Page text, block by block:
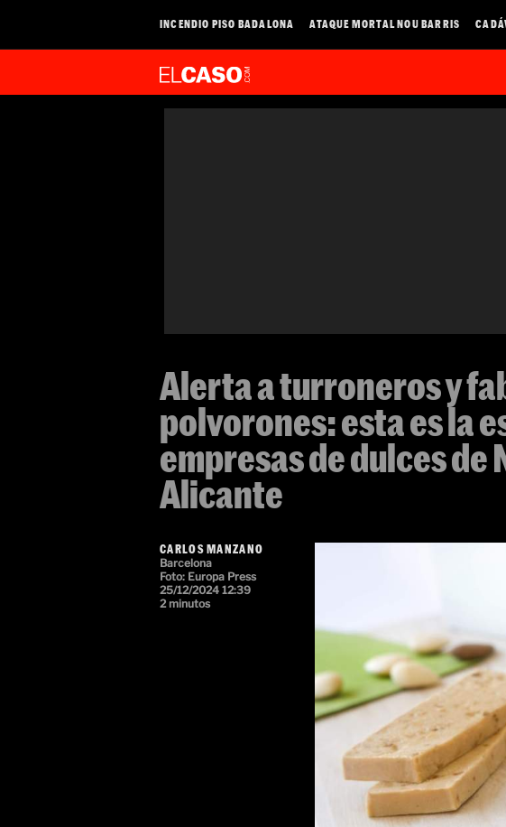
INCENDIO PISO BADALONA ATAQUE MORTAL NOU BARRIS
Alerta a turroneros y
polvorones: esta es la
empresas de dulces de
Alicante
CARLOS MANZANO
Barcelona
Foto: Europa Press
25/12/2024 12:39
2 minutos